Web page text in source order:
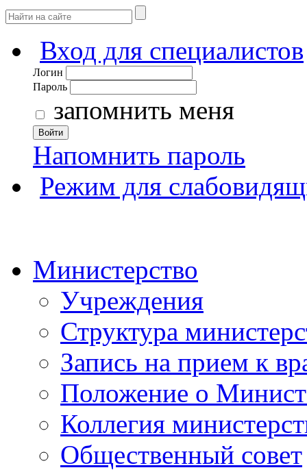
Вход для специалистов
Логин
Пароль
запомнить меня
Войти
Напомнить пароль
Режим для
Министерство
Учреждения
Структура
Запись на прием к
Положение о
Коллегия
Общественный совет